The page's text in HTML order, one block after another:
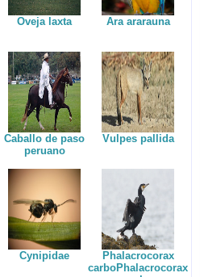
Oveja laxta Ara ararauna
Caballo de paso
peruano
Vulpes pallida
Cynipidae
Phalacrocorax
carboPhalacrocorax